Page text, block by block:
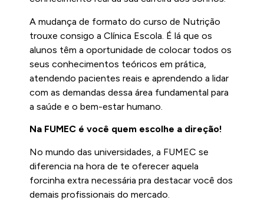
A mudança de formato do curso de Nutrição
trouxe consigo a Clínica Escola. É lá que os
alunos têm a oportunidade de colocar todos os
seus conhecimentos teóricos em prática,
atendendo pacientes reais e aprendendo a lidar
com as demandas dessa área fundamental para
a saúde e o bem-estar humano.
Na FUMEC é você quem escolhe a direção!
No mundo das universidades, a FUMEC se
diferencia na hora de te oferecer aquela
forcinha extra necessária pra destacar você dos
demais profissionais do mercado.